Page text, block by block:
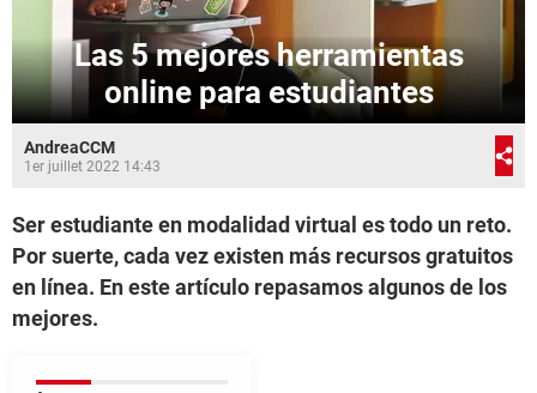
Las 5 mejores herramientas
online para estudiantes
AndreaCCM
1er juillet 2022 14:43
Ser estudiante en modalidad virtual es todo un reto.
Por suerte, cada vez existen más recursos gratuitos
en línea. En este artículo repasamos algunos de los
mejores.